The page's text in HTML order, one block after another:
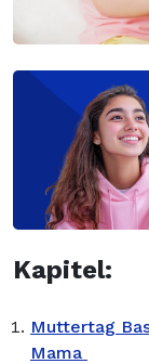
Kapitel:
Muttertag
Mama